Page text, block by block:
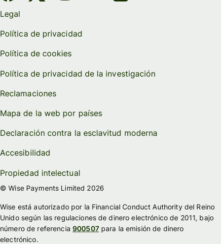
Legal
Política de privacidad
Política de cookies
Política de privacidad de la investigación
Reclamaciones
Mapa de la web por países
Declaración contra la esclavitud moderna
Accesibilidad
Propiedad intelectual
© Wise Payments Limited 2026
Wise está autorizado por la Financial Conduct Authority del Reino
Unido según las regulaciones de dinero electrónico de 2011, bajo
número de referencia 900507para la emisión de dinero
electrónico.